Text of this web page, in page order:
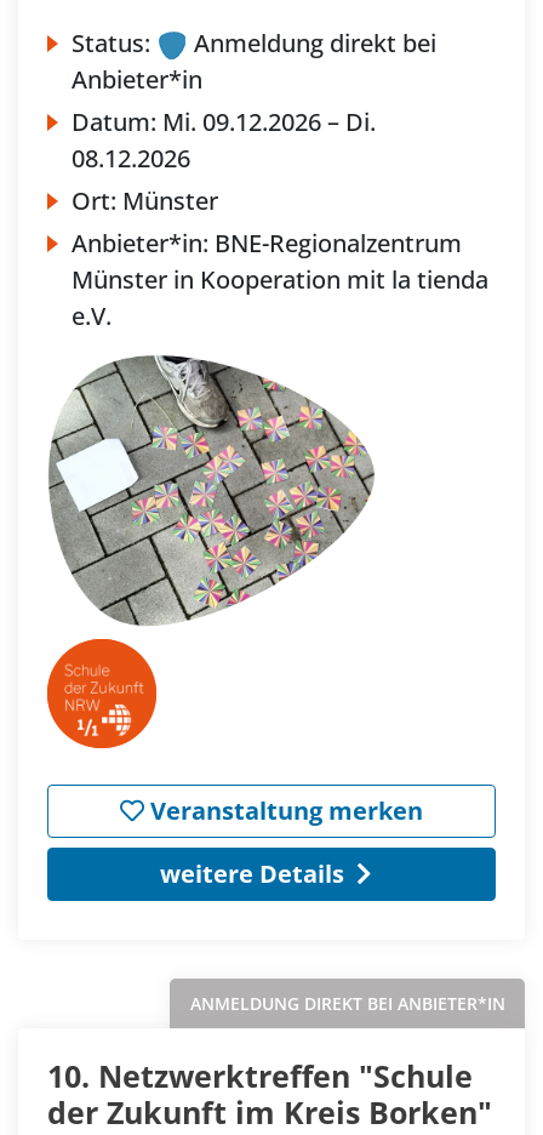
Status:
Anmeldung direkt bei
Anbieter*in
Datum: Mi. 09.12.2026 – Di.
08.12.2026
Ort: Münster
Anbieter*in: BNE-Regionalzentrum
Münster in Kooperation mit la tienda
e.V.
Veranstaltung merken
weitere Details
ANMELDUNG DIREKT BEI ANBIETER*IN
10. Netzwerktreffen "Schule
der Zukunft im Kreis Borken"